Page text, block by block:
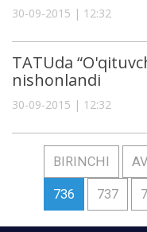
30-09-2015 | 12:32
TATUdа
nishonlаndi
30-09-2015 | 12:32
BIRINCHI
736 737